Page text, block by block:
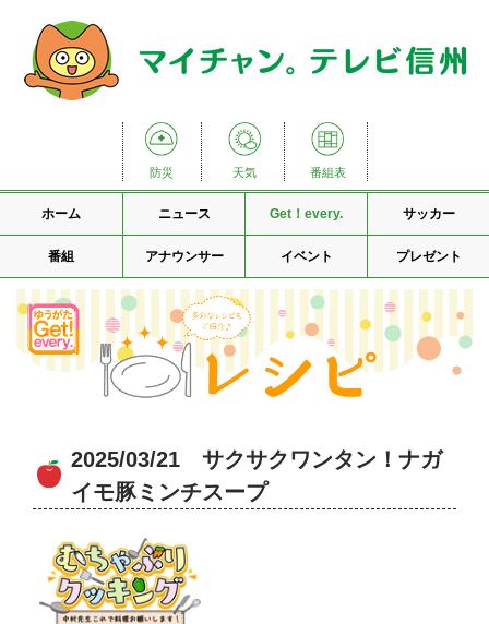
防災 天気 番組表
ホーム ニュース Get！every. サッカー
番組 アナウンサー イベント プレゼント
2025/03/21 サクサクワンタン！ナガ
イモ豚ミンチスープ